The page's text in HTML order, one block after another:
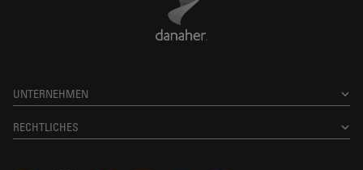
UNTERNEHMEN
RECHTLICHES